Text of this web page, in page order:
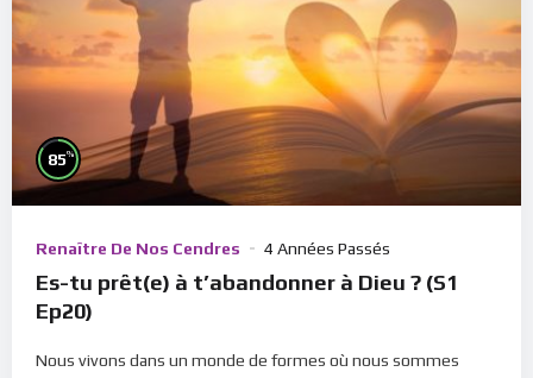
85%
Renaître De Nos Cendres 4 Années Passés
Es-tu prêt(e) à t’abandonner à Dieu ? (S1
Ep20)
Nous vivons dans un monde de formes où nous sommes